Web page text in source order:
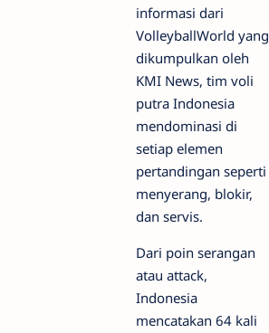
informasi dari
VolleyballWorld yang
dikumpulkan oleh
KMI News, tim voli
putra Indonesia
mendominasi di
setiap elemen
pertandingan seperti
menyerang, blokir,
dan servis.
Dari poin serangan
atau attack,
Indonesia
mencatakan 64 kali